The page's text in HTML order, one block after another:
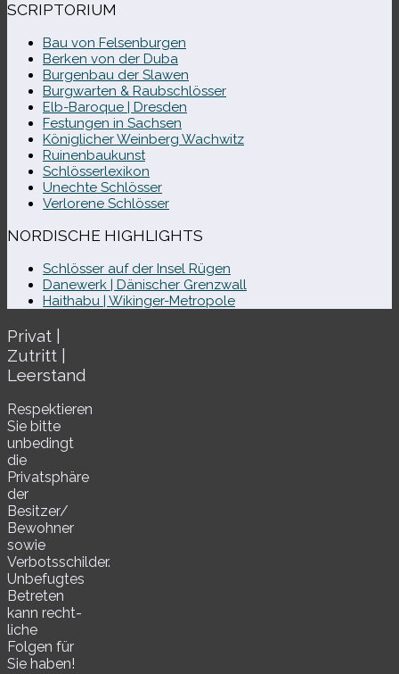
SCRIPTORIUM
Bau von Felsenburgen
Berken von der Duba
Burgenbau der Slawen
Burgwarten & Raubschlösser
Elb-​Baroque | Dresden
Festungen in Sachsen
Königlicher Weinberg Wachwitz
Ruinenbaukunst
Schlösserlexikon
Unechte Schlösser
Verlorene Schlösser
NORDISCHE HIGHLIGHTS
Schlösser auf der Insel Rügen
Danewerk | Dänischer Grenzwall
Haithabu | Wikinger-Metropole
Privat |
Zutritt |
Leerstand
Respektieren
Sie bitte
unbe­dingt
die
Privatsphäre
der
Besitzer/​
Bewohner
sowie
Verbotsschilder.
Unbefugtes
Betreten
kann recht­
li­che
Folgen für
Sie haben!